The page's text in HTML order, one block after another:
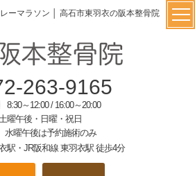
ーマラソン │ 高石市東羽衣の阪本整骨院
263-9165
8:30～12:00 / 16:00～20:00
曜午後・日曜・祝日
は予約施術のみ
駅・JR阪和線 東羽衣駅 徒歩4分